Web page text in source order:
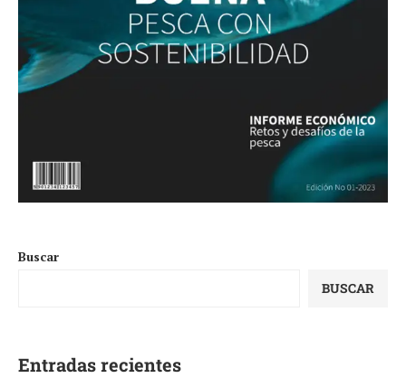
Buscar
BUSCAR
Entradas recientes